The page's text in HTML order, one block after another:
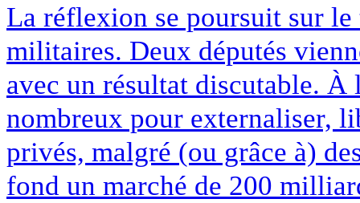
La réflexion se poursuit sur
militaires. Deux députés
avec un résultat discutable. À
nombreux pour externaliser,
privés, malgré (ou grâce à)
fond un marché de 200